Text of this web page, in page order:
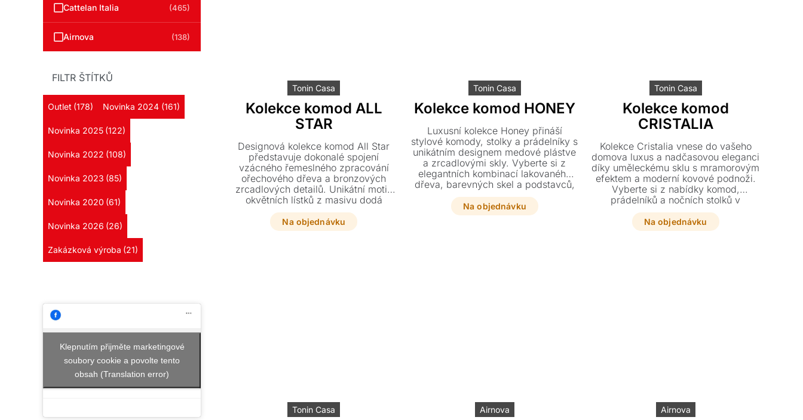
Cattelan Italia (465)
Airnova (138)
FILTR ŠTÍTKŮ
Outlet (178) Novinka 2024 (161)
Novinka 2025 (122)
Novinka 2022 (108)
Novinka 2023 (85)
Novinka 2020 (61)
Novinka 2026 (26)
Zakázková výroba (21)
Klepnutím přijměte marketingové
soubory cookie a povolte tento
obsah (Translation error)
Tonin Casa
Kolekce komod ALL
STAR
Designová kolekce komod All Star
představuje dokonalé spojení
vzácného řemeslného zpracování
ořechového dřeva a bronzových
zrcadlových detailů. Unikátní motiv
okvětních lístků z masivu dodá
vašemu interiéru nádech luxusu, ať
už zvolíte komodu, prádelník nebo
noční stolek.
Na objednávku
Tonin Casa
Kolekce komod HONEY
Luxusní kolekce Honey přináší
stylové komody, stolky a prádelníky s
unikátním designem medové plástve
a zrcadlovými skly. Vyberte si z
elegantních kombinací lakovaného
dřeva, barevných skel a podstavců,
které dokonale doplní váš interiér.
Tato řada nabízí širokou škálu
rozměrů a provedení pro maximální
Na objednávku
Tonin Casa
Kolekce komod
CRISTALIA
Kolekce Cristalia vnese do vašeho
domova luxus a nadčasovou eleganci
díky uměleckému sklu s mramorovým
efektem a moderní kovové podnoži.
Vyberte si z nabídky komod,
prádelníků a nočních stolků v
unikátním italském designu pro
dokonale sladěný interiér.
Na objednávku
Tonin Casa Airnova Airnova